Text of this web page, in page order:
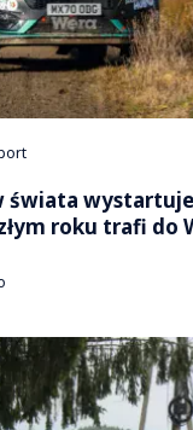
świata
roku trafi do